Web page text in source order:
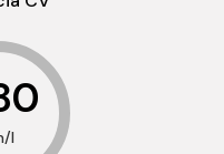
l